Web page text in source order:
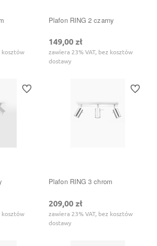
kosztów
Plafon RING 2 czarny
149,00 zł
zawiera 23% VAT, bez kosztów
dostawy
kosztów
Do ulubionych
Plafon RING 3 chrom
209,00 zł
zawiera 23% VAT, bez kosztów
dostawy
Do